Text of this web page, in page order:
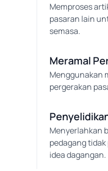
Memproses
pasaran lain
semasa.
Meramal
Menggunakan
pergerakan
Menyerlahkan
pedagang
idea dagangan.